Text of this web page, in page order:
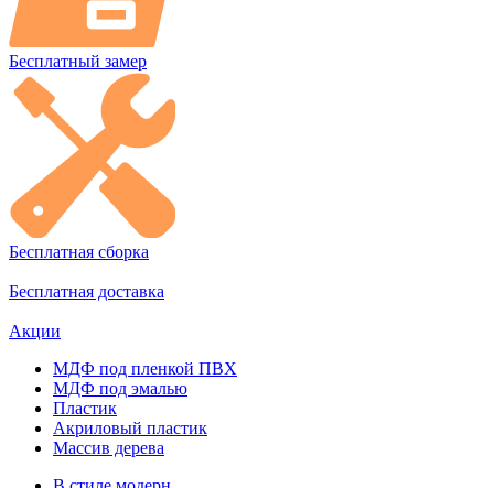
Бесплатный замер
Бесплатная сборка
Бесплатная доставка
Акции
МДФ под пленкой ПВХ
МДФ под эмалью
Пластик
Акриловый пластик
Массив дерева